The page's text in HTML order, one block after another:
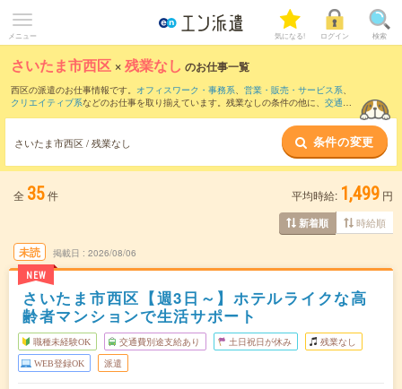
メニュー 気になる! ログイン 検索
さいたま市西区 ×残業なし のお仕事一覧
西区の派遣のお仕事情報です。 オフィスワーク・事務系、 営業・販売・サービス系、
クリエイティブ系などのお仕事を取り揃えています。残業なしの条件の他に、 交通費
さいたま市西区 / 残業なし 条件の変更
全 35件 平均時給: 1,499 円
新着順 時給順
未読
NEW
掲載日 2026/08/06
さいたま市西区【週3日～】ホテルライクな高
齢者マンションで生活サポート
職種未経験OK 交通費別途支給あり 土日祝日が休み 残業なし
WEB登録OK 派遣